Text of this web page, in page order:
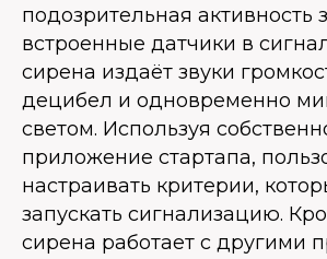
подозрительная активность
встроенные датчики в
сирена издаёт звуки
децибел и одновременно
светом. Используя
приложение стартапа,
настраивать критерии,
запускать сигнализацию.
сирена работает с другими